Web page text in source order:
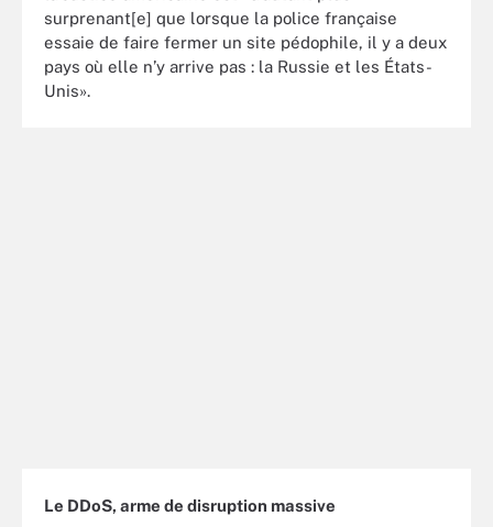
surprenant[e] que lorsque la police française
essaie de faire fermer un site pédophile, il y a deux
pays où elle n’y arrive pas : la Russie et les États-
Unis».
Le DDoS, arme de disruption massive